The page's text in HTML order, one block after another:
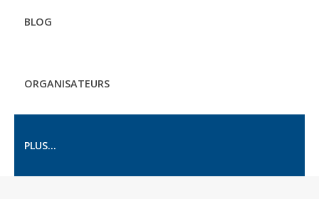
BLOG
ORGANISATEURS
PLUS...